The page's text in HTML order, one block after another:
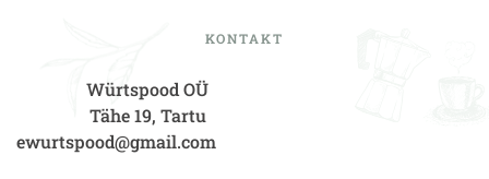
KONTAKT
Würtspood OÜ
Tähe 19, Tartu
ewurtspood@gmail.com